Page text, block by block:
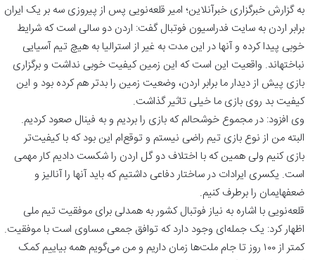
به گزارش خبرگزاری خبرآنلاین؛ امیر قلعه‌نویی پس از پیروزی سه بر یک ایران
برابر اردن به سایت فدراسیون فوتبال گفت: اردن دو سالی است که شرایط
خوبی پیدا کرده و آنها در این مدت به غیر از استرالیا به هیچ تیم آسیایی
نباختهاند. واقعیت این است که این زمین کیفیت خوبی نداشت و برگزاری
بازی پیش از دیدار ما برابر اردن، وضعیت زمین را بدتر هم کرده بود و این
کیفیت بد روی بازی ما خیلی تاثیر گذاشت.
وی افزود: در مجموع خوشحالم که بازی را بردیم و به فینال صعود کردیم.
البته من از نوع بازی تیم راضی نیستم و توقع‌ام این بود که با کیفیت‌تر
بازی کنیم ولی همین که با اختلاف دو گل اردن را شکست دادیم کار مهمی
است. یکسری ایرادات در ساختار دفاعی داشتیم که باید آنها را آنالیز و
ضعفهایمان را برطرف کنیم.
قلعه‌نویی با اشاره به نیاز فوتبال کشور به همدلی برای موفقیت تیم ملی
اظهار کرد: یک جمله‌ای وجود دارد که توافق جمعی مساوی است با موفقیت.
کمتر از ۱۰۰ روز تا جام ملت‌ها زمان داریم و من می‌گویم همه بیاییم کمک